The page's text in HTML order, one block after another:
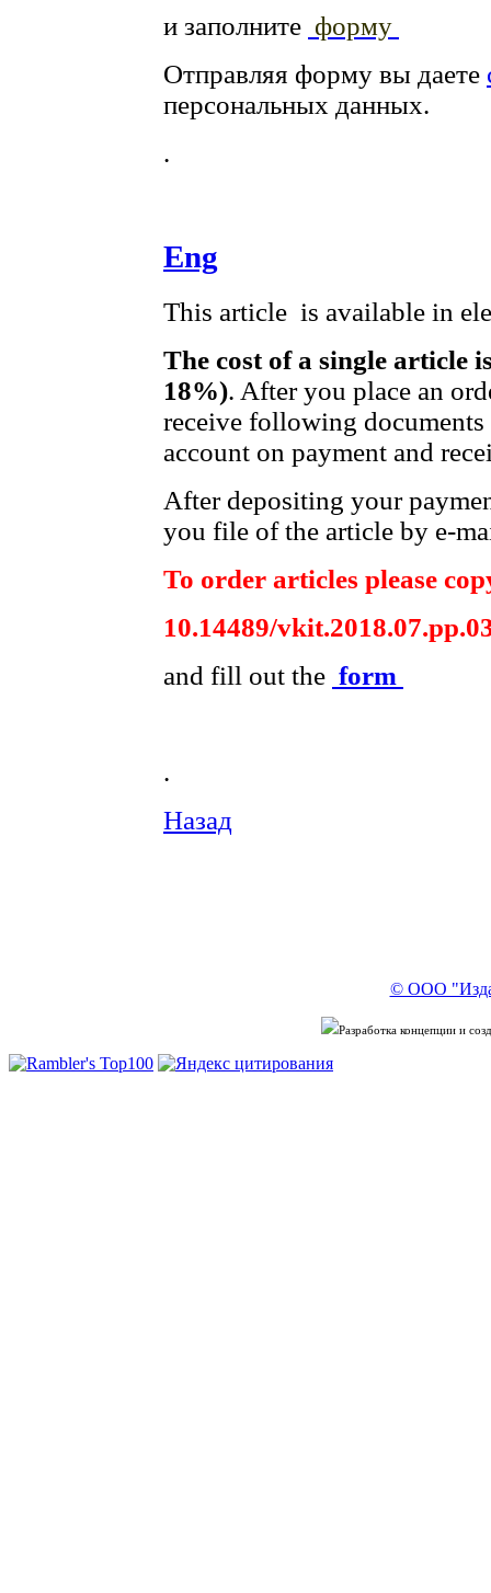
и заполните форму
Отправляя форму вы даете
персональных данных.
.
Eng
This article is available in
The cost of a single article
18%). After you place an
receive following
account on payment and
After depositing your
you file of the article by e-
To order articles please
10.14489/
and fill out the form
.
Назад
© ООО
Разработка концепции и